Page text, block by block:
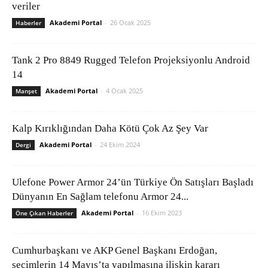
veriler
Haberler Akademi Portal - 26 Ocak 2025
Tank 2 Pro 8849 Rugged Telefon Projeksiyonlu Android
14
Manşet Akademi Portal - 4 Ocak 2025
Kalp Kırıklığından Daha Kötü Çok Az Şey Var
Dergi Akademi Portal - 24 Ekim 2024
Ulefone Power Armor 24’ün Türkiye Ön Satışları Başladı
Dünyanın En Sağlam telefonu Armor 24...
Öne Çıkan Haberler Akademi Portal - 16 Ekim 2023
Cumhurbaşkanı ve AKP Genel Başkanı Erdoğan,
seçimlerin 14 Mayıs’ta yapılmasına ilişkin kararı